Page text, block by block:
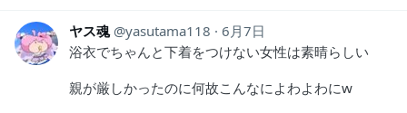
ヤス魂 yasutama118
6月7日
浴衣でちゃんと下着をつけない女性は素晴らしい
親が厳しかったのに何故こんなによわよわにw